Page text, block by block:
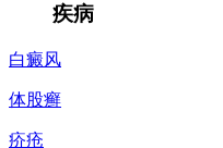
疾病
白癜风
体股癣
疥疮